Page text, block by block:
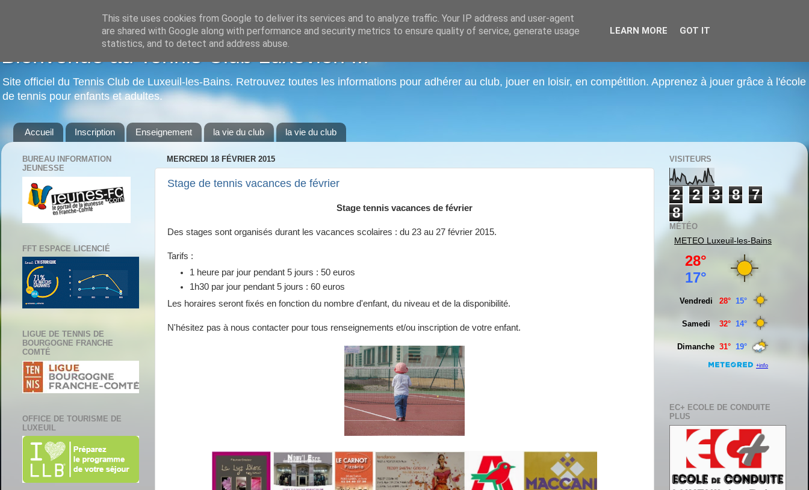
Bienvenue au Tennis Club Luxovien ...
Site officiel du Tennis Club de Luxeuil-les-Bains. Retrouvez toutes les informations pour adhérer au club, jouer en loisir, en compétition. Apprenez à jouer grâce à l'école
de tennis pour enfants et adultes.
Accueil Inscription Enseignement la vie du club la vie du club
MERCREDI 18 FÉVRIER 2015
Stage de tennis vacances de février
Stage tennis vacances de février
Des stages sont organisés durant les vacances scolaires : du 23 au 27 février 2015.
Tarifs :
1 heure par jour pendant 5 jours : 50 euros
1h30 par jour pendant 5 jours : 60 euros
Les horaires seront fixés en fonction du nombre d'enfant, du niveau et de la disponibilité.
N'hésitez pas à nous contacter pour tous renseignements et/ou inscription de votre enfant.
BUREAU INFORMATION
JEUNESSE
FFT ESPACE LICENCIÉ
LIGUE DE TENNIS DE
BOURGOGNE FRANCHE
COMTÉ
OFFICE DE TOURISME DE
LUXEUIL
VISITEURS
2 2 3 8
7
8
MÉTÉO
METEO Luxeuil-les-Bains
EC+ ECOLE DE CONDUITE
PLUS
This site uses cookies from Google to deliver its services and to analyze traffic. Your IP address and user-agent
are shared with Google along with performance and security metrics to ensure quality of service, generate usage
statistics, and to detect and address abuse.
LEARN MORE GOT IT